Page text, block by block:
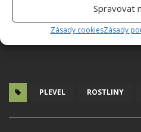
Spravovat
Zásady cookiesZásady
PLEVEL ROSTLINY